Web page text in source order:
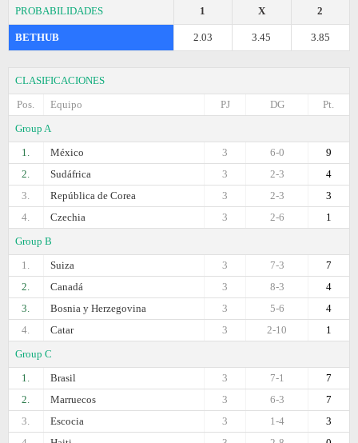
PROBABILIDADES 2
X
1
BETHUB 3.85
3.45
2.03
CLASIFICACIONES
Pos.
Equipo Pt.
DG
PJ
Group A
1.
México 9
6-0
3
2.
Sudáfrica 4
2-3
3
3.
República de Corea 3
2-3
3
4.
Czechia 1
2-6
3
Group B
1.
Suiza 7
7-3
3
2.
Canadá 4
8-3
3
3.
Bosnia y Herzegovina 4
5-6
3
4.
Catar 1
2-10
3
Group C
1.
Brasil 7
7-1
3
2.
Marruecos 7
6-3
3
3.
Escocia 3
1-4
3